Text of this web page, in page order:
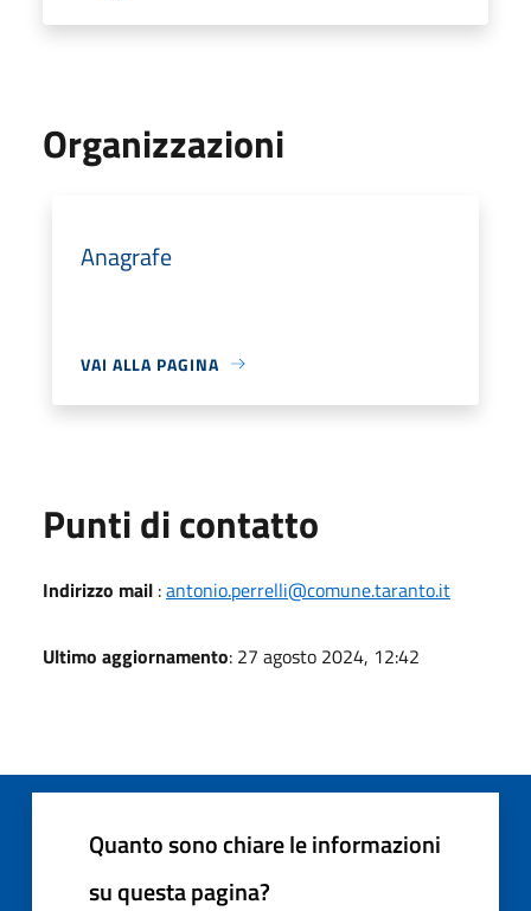
Organizzazioni
Anagrafe
VAI ALLA PAGINA
Punti di contatto
Indirizzo mail :antonio.perrelli@comune.taranto.it
Ultimo aggiornamento: 27 agosto 2024, 12:42
Quanto sono chiare le informazioni
su questa pagina?